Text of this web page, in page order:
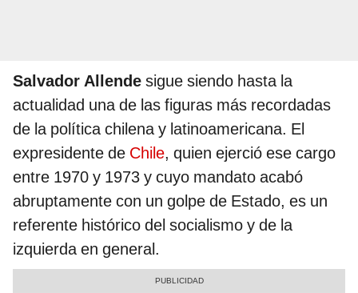
Salvador Allende sigue siendo hasta la
actualidad una de las figuras más recordadas
de la política chilena y latinoamericana. El
expresidente de Chile, quien ejerció ese cargo
entre 1970 y 1973 y cuyo mandato acabó
abruptamente con un golpe de Estado, es un
referente histórico del socialismo y de la
izquierda en general.